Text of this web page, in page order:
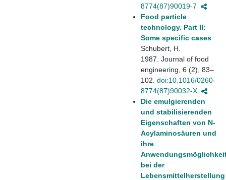
8774(87)90019-7
Food particle
technology. Part II:
Some specific cases
Schubert, H.
1987. Journal of food
engineering, 6 (2), 83–
102. doi:10.1016/0260-
8774(87)90032-X
Die emulgierenden
und stabilisierenden
Eigenschaften von N-
Acylaminosäuren und
ihre
bei der
Lebensmittelherstellung